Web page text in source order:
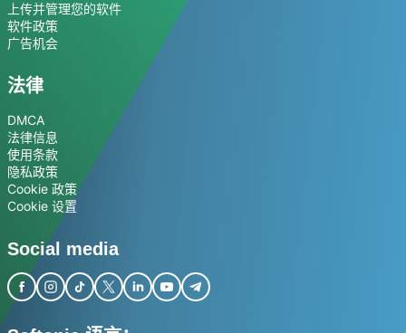
上传并管理您的软件
软件政策
广告机会
法律
DMCA
法律信息
使用条款
隐私政策
Cookie 政策
Cookie 设置
Social media